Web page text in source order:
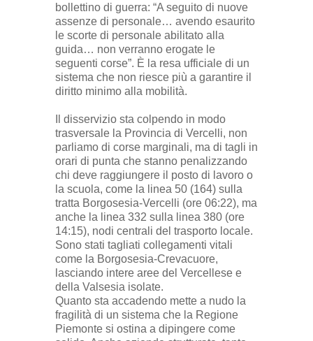
bollettino di guerra: “A seguito di nuove
assenze di personale… avendo esaurito
le scorte di personale abilitato alla
guida… non verranno erogate le
seguenti corse”. È la resa ufficiale di un
sistema che non riesce più a garantire il
diritto minimo alla mobilità.
Il disservizio sta colpendo in modo
trasversale la Provincia di Vercelli, non
parliamo di corse marginali, ma di tagli in
orari di punta che stanno penalizzando
chi deve raggiungere il posto di lavoro o
la scuola, come la linea 50 (164) sulla
tratta Borgosesia-Vercelli (ore 06:22), ma
anche la linea 332 sulla linea 380 (ore
14:15), nodi centrali del trasporto locale.
Sono stati tagliati collegamenti vitali
come la Borgosesia-Crevacuore,
lasciando intere aree del Vercellese e
della Valsesia isolate.
Quanto sta accadendo mette a nudo la
fragilità di un sistema che la Regione
Piemonte si ostina a dipingere come